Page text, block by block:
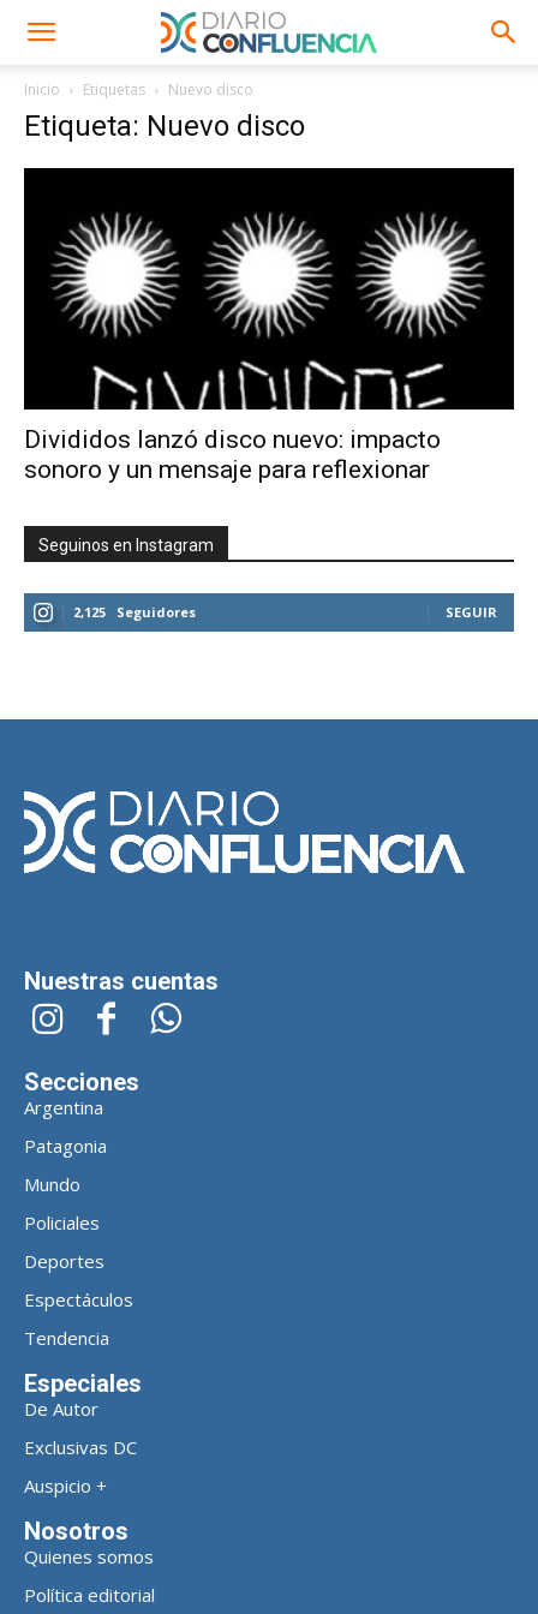
Inicio Etiquetas Nuevo disco
Etiqueta: Nuevo disco
Divididos lanzó disco nuevo: impacto
sonoro y un mensaje para reflexionar
Seguinos en Instagram
2,125 Seguidores SEGUIR
Nuestras cuentas
Secciones
Argentina
Patagonia
Mundo
Policiales
Deportes
Espectáculos
Tendencia
Especiales
De Autor
Exclusivas DC
Auspicio +
Nosotros
Quienes somos
Política editorial